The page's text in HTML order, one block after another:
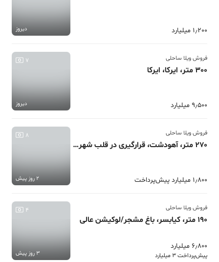
1٫200 میلیارد دیروز
فروش ویلا ساحلی
300 متر، ایرکا، ایرکا
9٫500 میلیارد
7
دیروز
فروش ویلا ساحلی
270 متر، آهودشت، قرارگیری در قلب شهر/بهشت
1٫800 میلیارد پیش‌پرداخت
8
2 روز پیش
فروش ویلا ساحلی
190 متر، کیابسر، باغ مشجر/لوکیشن عالی
6٫800 میلیارد
پیش‌پرداخت 3 میلیارد
4
3 روز پیش